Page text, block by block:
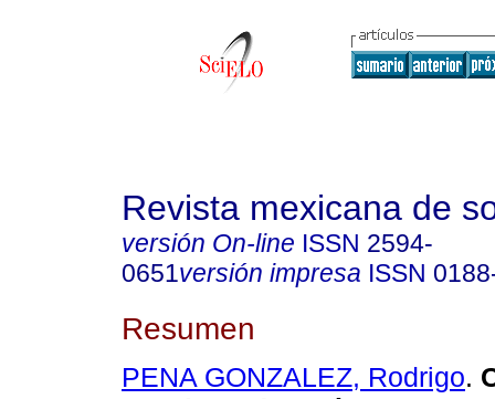
Revista mexicana de
versión On-line ISSN 2594-
0651versión impresa ISSN
Resumen
PENA GONZALEZ, Rodrigo.